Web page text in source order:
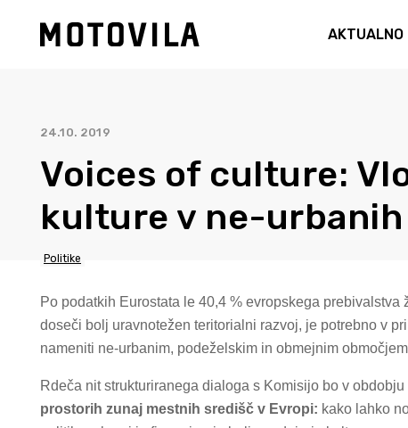
AKTUALNO
24.10. 2019
Voices of culture:
kulture v ne-
Politike
Po podatkih Eurostata le 40,4 % evropskega prebivalstva
doseči bolj uravnotežen teritorialni razvoj, je potrebno v
nameniti ne-urbanim, podeželskim in obmejnim
Rdeča nit strukturiranega dialoga s Komisijo bo v
prostorih zunaj mestnih središč v Evropi: kako lahko